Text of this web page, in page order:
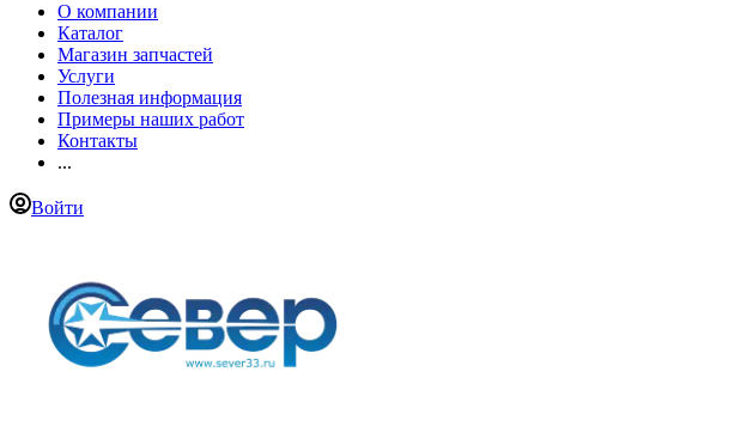
О компании
Каталог
Магазин запчастей
Услуги
Полезная информация
Примеры наших работ
Контакты
...
Войти